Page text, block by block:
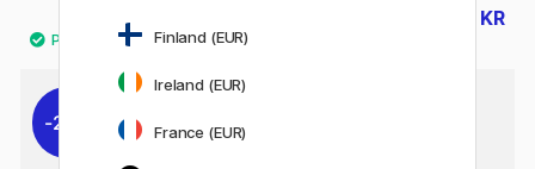
68 KR
12
29%
Finland (EUR)
Ireland (EUR)
France (EUR)